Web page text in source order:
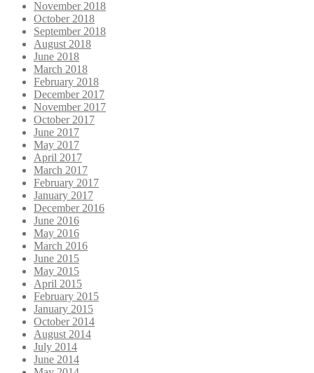
November 2018
October 2018
September 2018
August 2018
June 2018
March 2018
February 2018
December 2017
November 2017
October 2017
June 2017
May 2017
April 2017
March 2017
February 2017
January 2017
December 2016
June 2016
May 2016
March 2016
June 2015
May 2015
April 2015
February 2015
January 2015
October 2014
August 2014
July 2014
June 2014